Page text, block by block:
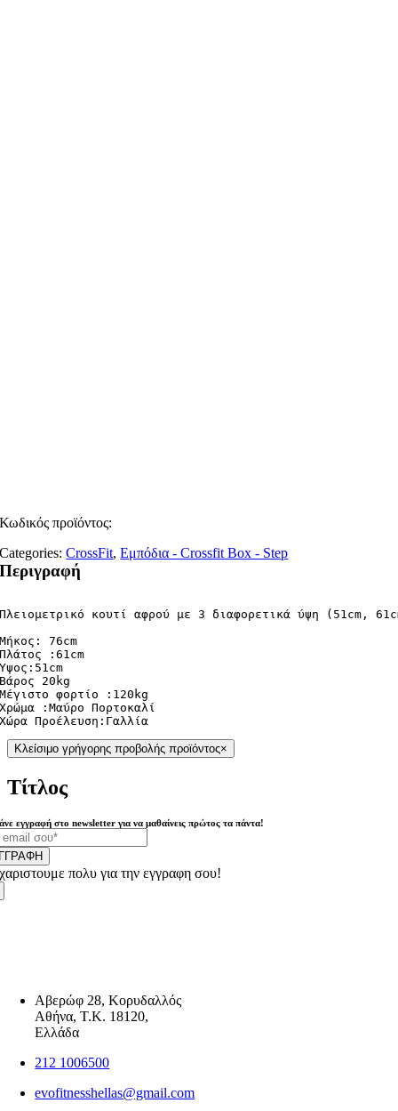
Κωδικός προϊόντος:
Categories:CrossFit,Εμπόδια - Crossfit Box - Step
Περιγραφή
Μήκος: 76cm
Πλάτος :61cm
Ύψος:51cm
Βάρος 20kg
Μέγιστο φορτίο :120kg
Χρώμα :Μαύρο Πορτοκαλί
Χώρα Προέλευση:Γαλλία
Κλείσιμο γρήγορης προβολής προϊόντος×
Τίτλος
εγγραφή στο newsletter για να μαθαίνεις πρώτος τα πάντα!
πολυ για την εγγραφη σου!
Αβερώφ 28, Κορυδαλλός
Αθήνα, Τ.Κ. 18120,
Ελλάδα
212 1006500
evofitnesshellas@gmail.com